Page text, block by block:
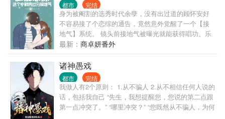
都市 完结
身为被阉割的选秀时代余孽，没有出过道的顾怀安好
不容易接了个恋综的通告，竟然意外觉醒了一个【接
地气】系统。 镜头前接地气被曝光就能获得唱功、乐
理、演技的加成，还有各种异世界词曲库文抄公当做
奖励！ 于是…… 恋综现场，身为节目颜值担当的顾怀
安画风逐渐跑偏！ 嗑瓜子、炫薯片、带女明星吃路边
摊！ 村口打篮球、蹭杀猪饭、带女嘉宾跳广场舞！ 做
明星艺人要吃减脂餐？ 不存在的！ 大口炫面条包子，
碳水暴击！ 鱼子酱要小口小口慢慢品？ 顾怀安：“有
没有搞错？这么点够谁吃啊？让隔壁老外看见还以为
我吃不起呢，再拿一罐，一人一罐！” 你很难想象，一
最新： 商卓妍番外
诸神愚戏
都市 完结
我做人有2个原则： 1.从不骗人 2.从不相信任何人说的
话，包括我自己 “先生，我想提醒您，您说的第二点跟
第一点冲突了。” “哪里冲突？” “您既然从不骗人，为何